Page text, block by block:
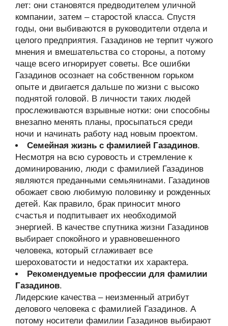
лет: они становятся предводителем уличной
компании, затем – старостой класса. Спустя
годы, они выбиваются в руководители отдела и
целого предприятия. Газадинов не терпит чужого
мнения и вмешательства со стороны, а потому
чаще всего игнорирует советы. Все ошибки
Газадинов осознает на собственном горьком
опыте и двигается дальше по жизни с высоко
поднятой головой. В личности таких людей
прослеживаются взрывные нотки: они способны
внезапно менять планы, просыпаться среди
ночи и начинать работу над новым проектом.
Семейная жизнь с фамилией Газадинов.
Несмотря на всю суровость и стремление к
доминированию, люди с фамилией Газадинов
являются преданными семьянинами. Газадинов
обожает свою любимую половинку и рожденных
детей. Как правило, брак приносит много
счастья и подпитывает их необходимой
энергией. В качестве спутника жизни Газадинов
выбирает спокойного и уравновешенного
человека, который сглаживает все
шероховатости и недостатки их характера.
Рекомендуемые профессии для фамилии
Газадинов.
Лидерские качества – неизменный атрибут
делового человека с фамилией Газадинов. А
потому носители фамилии Газадинов выбирают